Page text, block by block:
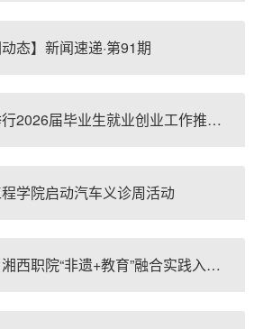
动态】新闻速递·第91期
我校举行2026届毕业生就业创业工作推进会
学院启动汽车义诊周活动
喜报！湘西职院“非遗+教育”融合实践入选全国非遗传播创新案例